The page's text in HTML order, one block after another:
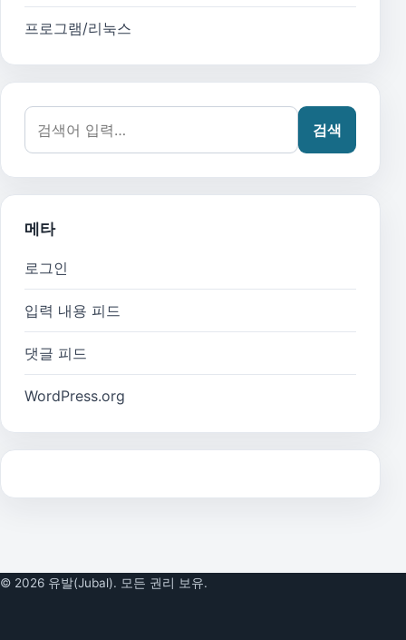
프로그램/리눅스
검색어:
검색
메타
로그인
입력 내용 피드
댓글 피드
WordPress.org
© 2026 유발(Jubal). 모든 권리 보유.